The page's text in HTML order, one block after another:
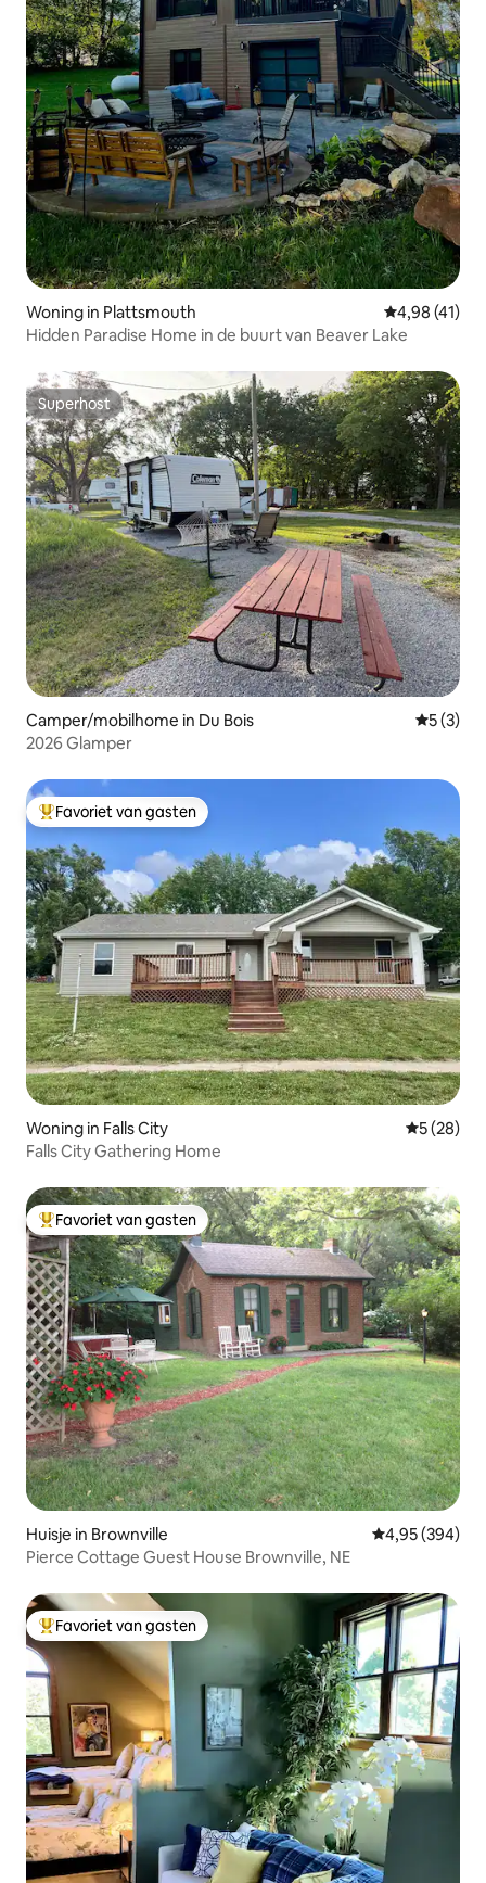
Woning in Plattsmouth Gemiddelde
4,98 (41)
Hidden Paradise Home in de buurt van Beaver Lake
Superhost
Superhost
Camper/mobilhome in Du Bois
5 (3)
2026 Glamper
Topfavoriet van gasten
Favoriet van gasten
Woning in Falls City
5 (28)
Falls City Gathering Home
Topfavoriet van gasten
Favoriet van gasten
Huisje in Brownville Gemiddelde
4,95 (394)
Pierce Cottage Guest House Brownville, NE
Topfavoriet van gasten
Favoriet van gasten